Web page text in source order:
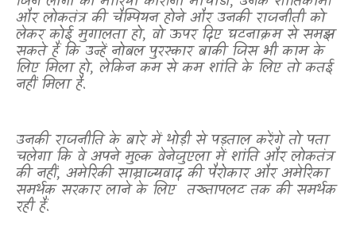
और लोकतंत्र की चैम्पियन होने और उनकी राजनीती को
लेकर कोई मुगालता हो, वो ऊपर दिए घटनाक्रम से समझ
सकते हैं कि उन्हें नोबल पुरस्कार बाकी जिस भी काम के
लिए मिला हो, लेकिन कम से कम शांति के लिए तो कतई
नहीं मिला है.
उनकी राजनीति के बारे में थोड़ी से पड़ताल करेंगे तो पता
चलेगा कि वे अपने मुल्क वेनेजुएला में शांति और लोकतंत्र
की नहीं, अमेरिकी साम्राज्यवाद की पैरोकार और अमेरिका
समर्थक सरकार लाने के लिए तख्तापलट तक की समर्थक
रही हैं.